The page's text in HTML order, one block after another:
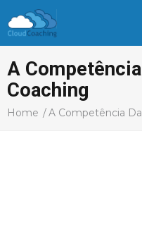
A
Coaching
Home A Competência